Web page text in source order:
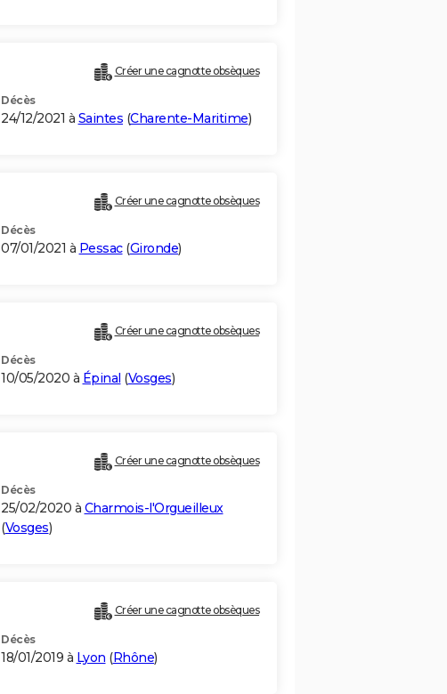
Créer une cagnotte obsèques
Décès
24/12/2021 à Saintes (Charente-Maritime)
Créer une cagnotte obsèques
Décès
07/01/2021 à Pessac(Gironde)
Créer une cagnotte obsèques
Décès
10/05/2020 à Épinal (Vosges)
Créer une cagnotte obsèques
Décès
25/02/2020 à Charmois-l'Orgueilleux
(Vosges)
Créer une cagnotte obsèques
Décès
18/01/2019 à Lyon (Rhône)